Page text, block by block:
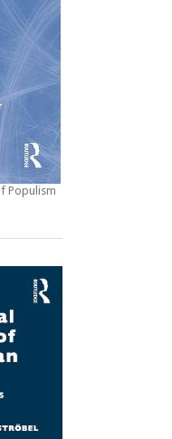
Populism